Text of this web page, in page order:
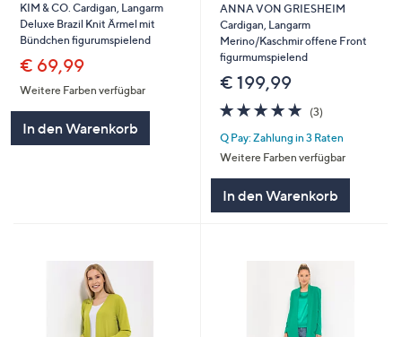
KIM & CO. Cardigan, Langarm
Deluxe Brazil Knit Ärmel mit
Bündchen figurumspielend
€ 69,99
Weitere Farben verfügbar
In den Warenkorb
ANNA VON GRIESHEIM
Cardigan, Langarm
Merino/Kaschmir offene Front
figurmumspielend
€ 199,99
5.0
von
5
(3)3
Q Pay: Zahlung in 3 Raten
Weitere Farben verfügbar
In den Warenkorb